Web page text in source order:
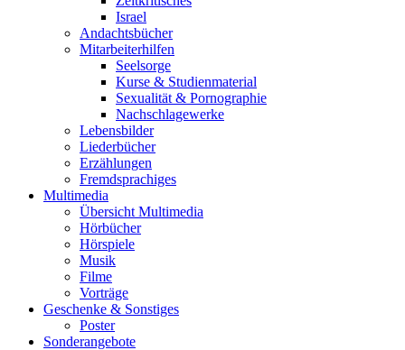
Israel
Andachtsbücher
Mitarbeiterhilfen
Seelsorge
Kurse & Studienmaterial
Sexualität & Pornographie
Nachschlagewerke
Lebensbilder
Liederbücher
Erzählungen
Fremdsprachiges
Multimedia
Übersicht Multimedia
Hörbücher
Hörspiele
Musik
Filme
Vorträge
Geschenke & Sonstiges
Poster
Sonderangebote